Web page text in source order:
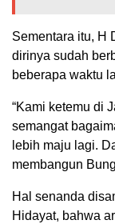
Sementara itu, H
dirinya sudah
beberapa waktu
“Kami ketemu di
semangat
lebih maju lagi.
membangun
Hal senanda
Hidayat, bahwa